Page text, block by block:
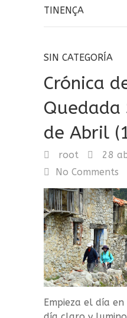
TINENÇA
SIN CATEGORÍA
Crónica
Quedada
de Abril
root
28
No Comments
Empieza el día